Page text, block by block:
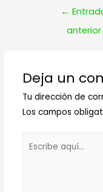
←
anterior
Deja un
Tu dirección de
Los campos